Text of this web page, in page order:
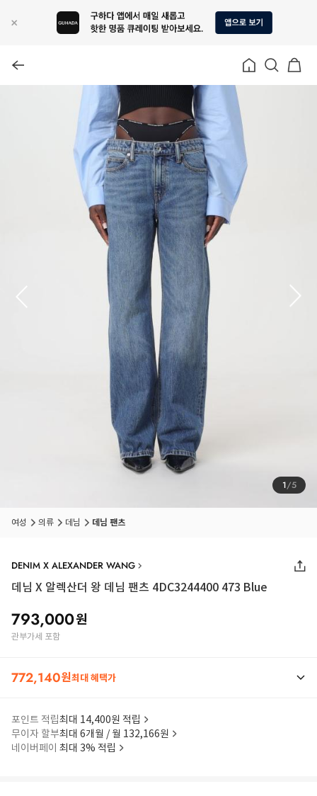
1/5
여성 의류 데님 데님 팬츠
DENIM X ALEXANDER WANG
데님 X 알렉산더 왕 데님 팬츠 4DC3244400 473 Blue
793,000원
관부가세 포함
772,140원최대 혜택가
포인트 적립최대 14,400원 적립
무이자 할부최대 6개월 / 월 132,166원
네이버페이 최대 3% 적립